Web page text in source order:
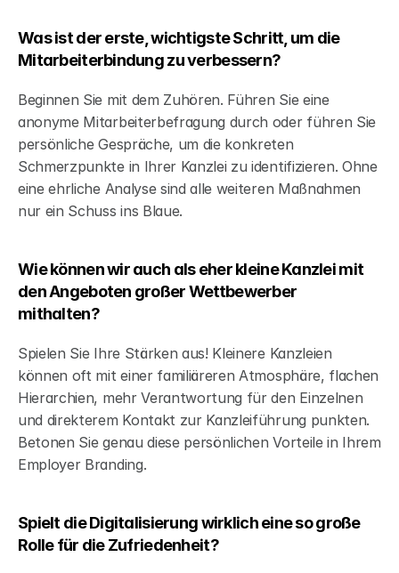
Was ist der erste, wichtigste Schritt, um die
Mitarbeiterbindung zu verbessern?
Beginnen Sie mit dem Zuhören. Führen Sie eine
anonyme Mitarbeiterbefragung durch oder führen Sie
persönliche Gespräche, um die konkreten
Schmerzpunkte in Ihrer Kanzlei zu identifizieren. Ohne
eine ehrliche Analyse sind alle weiteren Maßnahmen
nur ein Schuss ins Blaue.
Wie können wir auch als eher kleine Kanzlei mit
den Angeboten großer Wettbewerber
mithalten?
Spielen Sie Ihre Stärken aus! Kleinere Kanzleien
können oft mit einer familiäreren Atmosphäre, flachen
Hierarchien, mehr Verantwortung für den Einzelnen
und direkterem Kontakt zur Kanzleiführung punkten.
Betonen Sie genau diese persönlichen Vorteile in Ihrem
Employer Branding.
Spielt die Digitalisierung wirklich eine so große
Rolle für die Zufriedenheit?